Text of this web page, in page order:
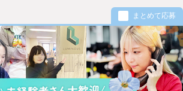
まとめて応募